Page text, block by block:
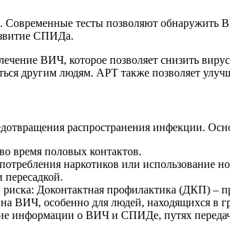
тесты позволяют обнаружить
СПИДа.
ВИЧ, которое позволяет снизить
другим людям. АРТ также позволяет
распространения инфекции.
время половых контактов.
наркотиков или использование
Доконтактная профилактика (ДКП) –
ВИЧ, особенно для людей, находящихся в
информации о ВИЧ и СПИДе, путях